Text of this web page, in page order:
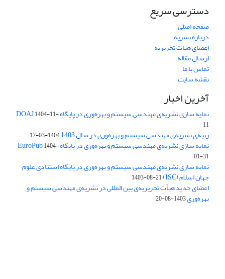
دسترسی سریع
صفحه اصلی
درباره نشریه
اعضای هیات تحریریه
ارسال مقاله
تماس با ما
نقشه سایت
آخرین اخبار
نمایه سازی نشریه‌ی مهندسی سیستم و بهره‌وری در پایگاه DOAJ1404-11-
11
رتبه‌ی نشریه‌ی مهندسی سیستم و بهره‌وری در سال 1403 1404-03-17
نمایه سازی نشریه‌ی مهندسی سیستم و بهره‌وری در پایگاه EuroPub1404-
01-31
نمایه سازی نشریه‌ی مهندسی سیستم و بهره‌وری در پایگاه استنادی علوم
جهان اسلام (ISC) 1403-08-21
اعضای جدید هیأت تحریریه‌ی بین المللی در نشریه‌ی مهندسی سیستم و
بهره‌وری1403-08-20